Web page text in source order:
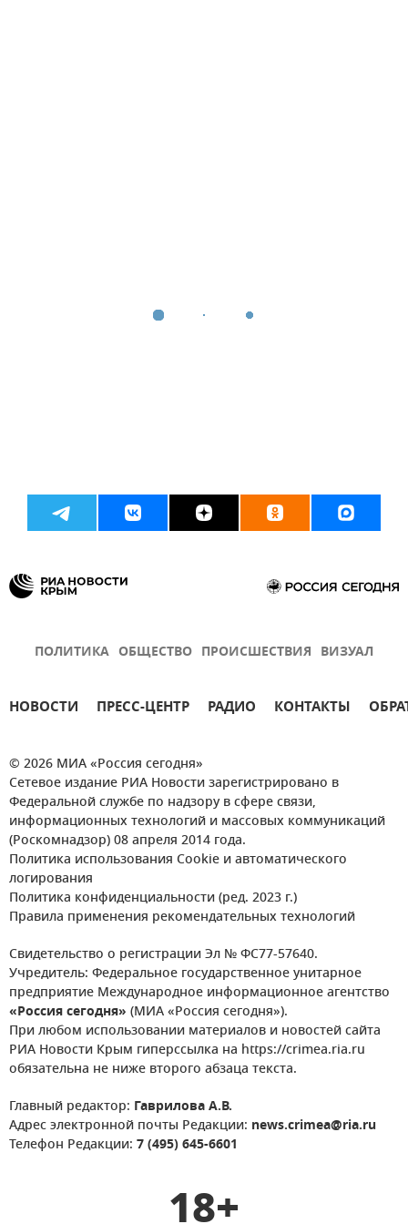
ПОЛИТИКА ОБЩЕСТВО ПРОИСШЕСТВИЯ ВИЗУАЛ
НОВОСТИ ПРЕСС-ЦЕНТР РАДИО КОНТАКТЫ
© 2026 МИА «Россия сегодня»
Сетевое издание РИА Новости зарегистрировано в
Федеральной службе по надзору в сфере связи,
информационных технологий и массовых коммуникаций
(Роскомнадзор) 08 апреля 2014 года.
Политика использования Cookie и автоматического
логирования
Политика конфиденциальности (ред. 2023 г.)
Правила применения рекомендательных технологий
Свидетельство о регистрации Эл № ФС77-57640.
Учредитель: Федеральное государственное унитарное
предприятие Международное информационное агентство
«Россия сегодня» (МИА «Россия сегодня»).
При любом использовании материалов и новостей сайта
РИА Новости Крым гиперссылка на https://crimea.ria.ru
обязательна не ниже второго абзаца текста.
Главный редактор: Гаврилова А.В.
Адрес электронной почты Редакции: news.crimea@ria.ru
Телефон Редакции: 7 (495) 645-6601